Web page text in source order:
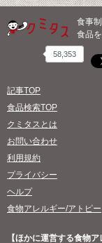
食事
食品
58,353
記事TOP
食品検索TOP
クミタスとは
お問い合わせ
利用規約
プライバシー
ヘルプ
食物アレルギー/アトピー
【ほかに運営する食物ア